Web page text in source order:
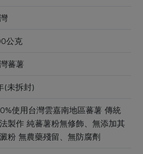
公克
蕃薯
(未拆封)
使用台灣雲嘉南地區蕃薯 傳統
製作 純蕃薯粉無修飾、無添加其
粉 無農藥殘留、無防腐劑